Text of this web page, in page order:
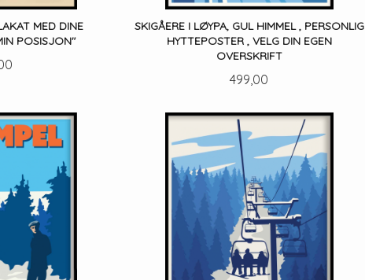
MED DINE
POSISJON"
SKIGÅERE I LØYPA, GUL HIMMEL , PERSONLIG
HYTTEPOSTER , VELG DIN EGEN
OVERSKRIFT
Pris
499,00
LES MER